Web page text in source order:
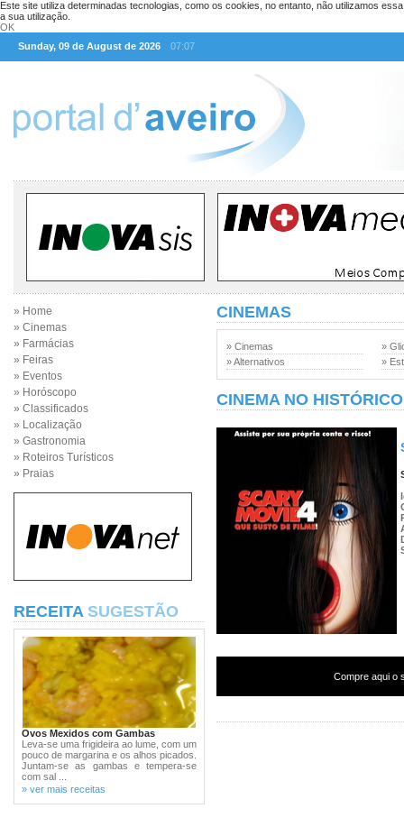
Este site utiliza determinadas tecnologias, como os cookies, no entanto, não utilizamos
a sua utilização.
OK
Sunday, 09 de August de 2026
07:07
» Home
» Cinemas
» Farmácias
» Feiras
» Eventos
» Horóscopo
» Classificados
» Localização
» Gastronomia
» Roteiros Turísticos
» Praias
RECEITA SUGESTÃO
Ovos Mexidos com Gambas
Leva-se uma frigideira ao lume, com um
pouco de margarina e os alhos picados.
Juntam-se as gambas e tempera-se
com sal ...
» ver mais receitas
CINEMAS
» Cinemas
» Alternativos
»
»
CINEMA NO HISTÓRICO
Compre aqui o